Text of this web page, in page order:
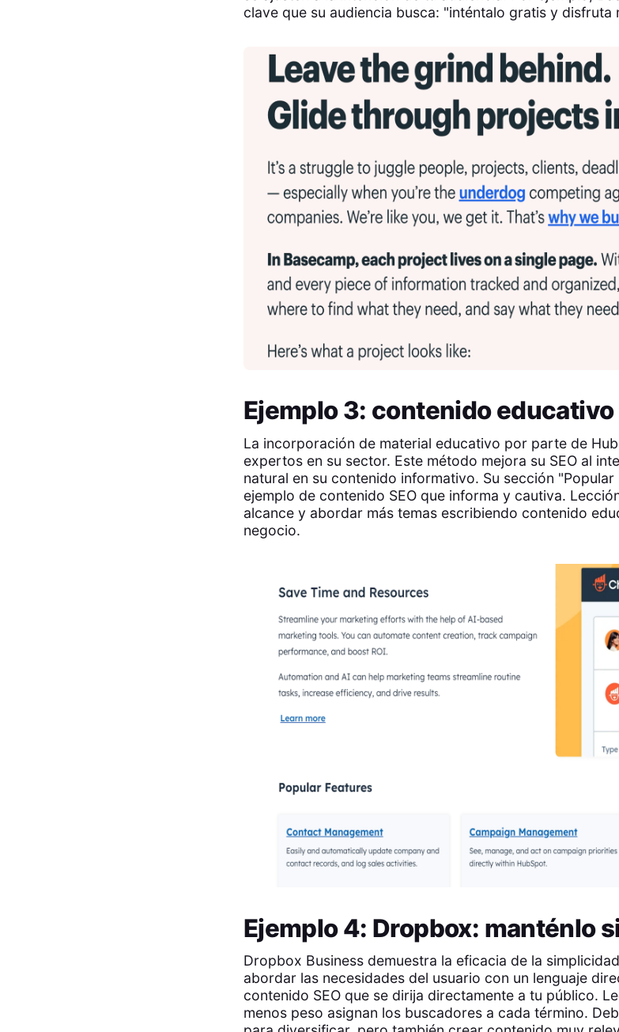
clave que su audiencia busca: "inténtalo gratis y disfruta
Ejemplo 3: contenido
La incorporación de material educativo por parte de
expertos en su sector. Este método mejora su SEO al
natural en su contenido informativo. Su sección
ejemplo de contenido SEO que informa y cautiva.
alcance y abordar más temas escribiendo contenido
negocio.
Ejemplo 4: Dropbox: manténlo
Dropbox Business demuestra la eficacia de la
abordar las necesidades del usuario con un lenguaje
contenido SEO que se dirija directamente a tu público.
menos peso asignan los buscadores a cada término.